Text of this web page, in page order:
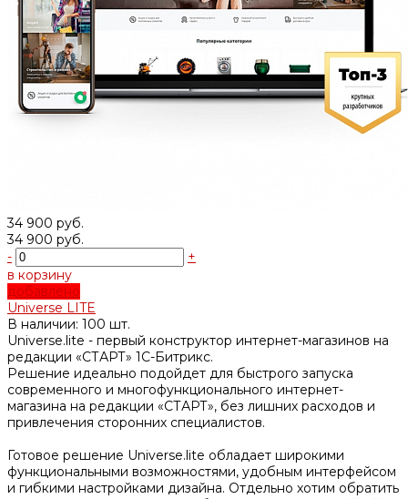
34 900 руб.
34 900 руб.
-
+
в корзину
добавлено
Universe LITE
В наличии: 100 шт.
Universe.lite - первый конструктор интернет-магазинов на
редакции «СТАРТ» 1C-Битрикс.
Решение идеально подойдет для быстрого запуска
современного и многофункционального интернет-
магазина на редакции «СТАРТ», без лишних расходов и
привлечения сторонних специалистов.
Готовое решение Universe.lite обладает широкими
функциональными возможностями, удобным интерфейсом
и гибкими настройками дизайна. Отдельно хотим обратить